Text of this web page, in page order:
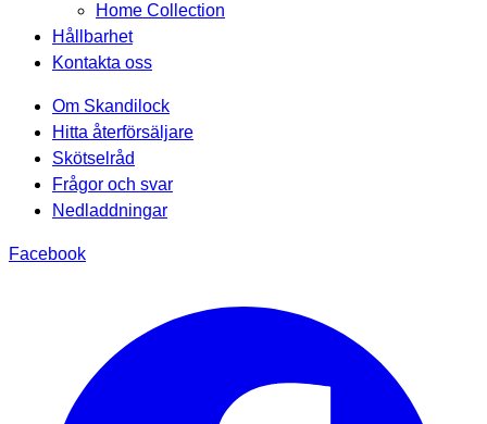
Home Collection
Hållbarhet
Kontakta oss
Om Skandilock
Hitta återförsäljare
Skötselråd
Frågor och svar
Nedladdningar
Facebook